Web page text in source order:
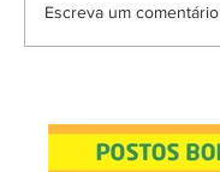
Escreva um comentário